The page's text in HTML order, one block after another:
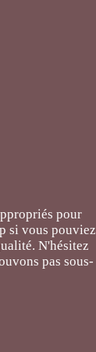
pour
si vous pouviez
N'hésitez
pas sous-